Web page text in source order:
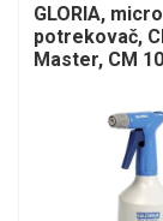
GLORIA,
potrekovač,
Master, CM 10